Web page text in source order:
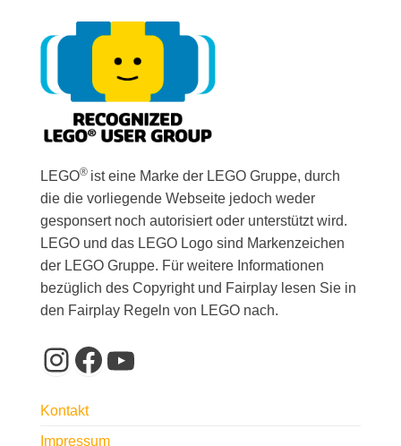
LEGO® ist eine Marke der LEGO Gruppe, durch
die die vorliegende Webseite jedoch weder
gesponsert noch autorisiert oder unterstützt wird.
LEGO und das LEGO Logo sind Markenzeichen
der LEGO Gruppe. Für weitere Informationen
bezüglich des Copyright und Fairplay lesen Sie in
den Fairplay Regeln von LEGO nach.
Instagram
Facebook
YouTube
Kontakt
Impressum